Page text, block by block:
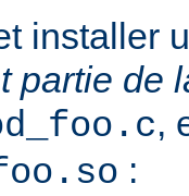
installer
partie de
,
: